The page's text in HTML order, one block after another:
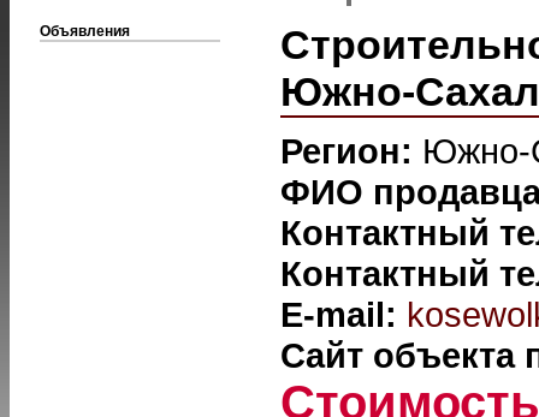
Объявления
Южно-
Регион: Южно-
ФИО
Контактный
Контактный
E-mail:
Сайт объекта